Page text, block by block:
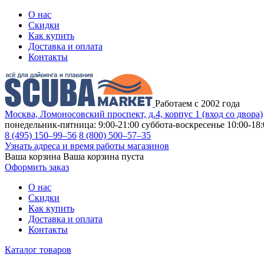
О нас
Скидки
Как купить
Доставка и оплата
Контакты
Работаем с 2002 года
Москва, Ломоносовский проспект, д.4, корпус 1 (вход со двора)
понедельник-пятница: 9:00-21:00 суббота-воскресенье 10:00-
8 (495) 150–99–56 8 (800) 500–57–35
Узнать адреса и время работы магазинов
Ваша корзина Ваша корзина пуста
Оформить заказ
О нас
Скидки
Как купить
Доставка и оплата
Контакты
Каталог товаров